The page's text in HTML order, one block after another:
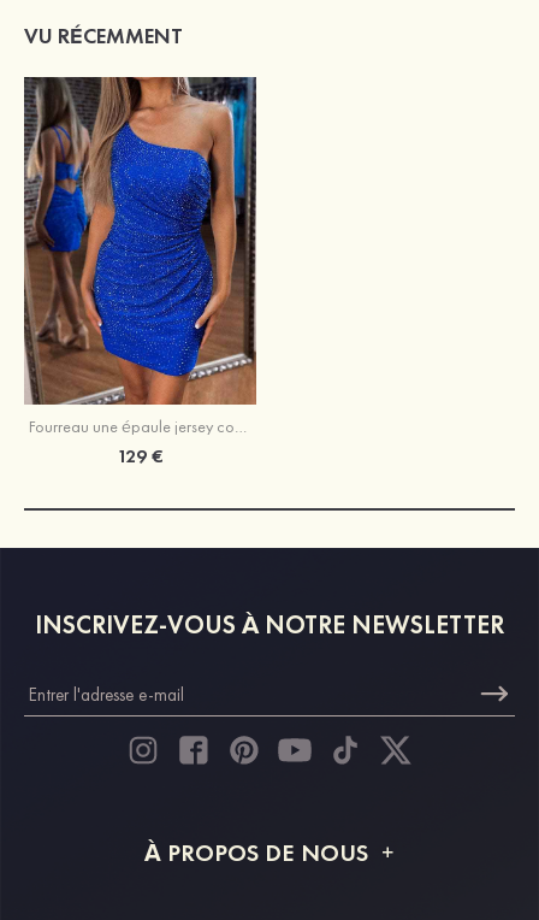
VU RÉCEMMENT
129 €
INSCRIVEZ-VOUS À NOTRE NEWSLETTER
À PROPOS DE NOUS